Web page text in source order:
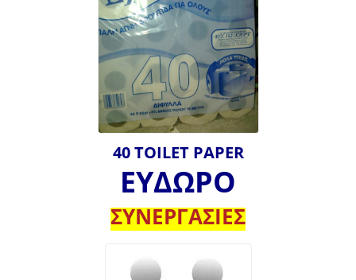
40 TOILET PAPER
ΕΥΔΩΡΟ
ΣΥΝΕΡΓΑΣΙΕΣ